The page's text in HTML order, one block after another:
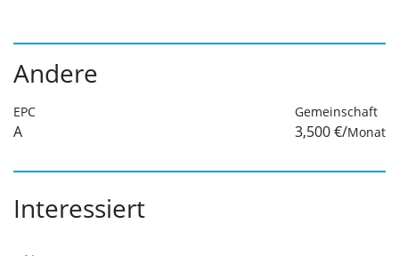
Andere
EPC
A
Gemeinschaft
3,500 €/Monat
Interessiert